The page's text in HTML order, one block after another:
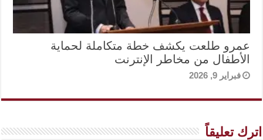
عمرو طلعت يكشف خطة متكاملة لحماية
الأطفال من مخاطر الإنترنت
فبراير 9, 2026
اترك تعليقاً